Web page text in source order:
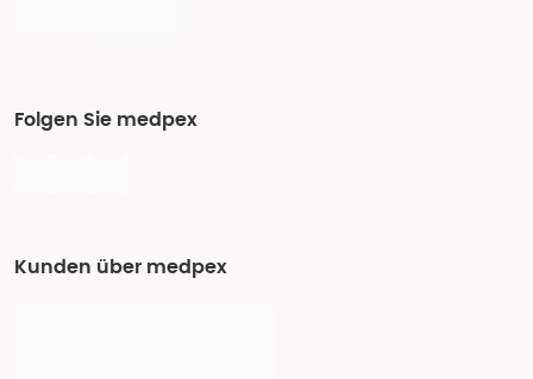
Folgen Sie medpex
Kunden über medpex